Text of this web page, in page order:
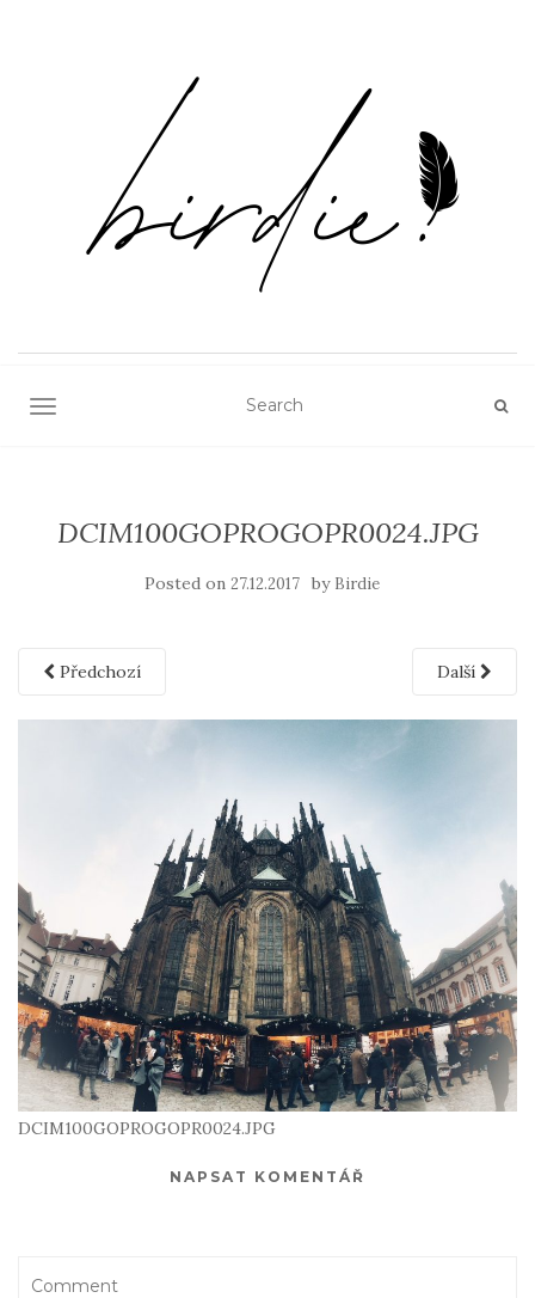
TOGGLE NAVIGATION
DCIM100GOPROGOPR0024.JPG
Posted on 27.12.2017 by Birdie
Předchozí Další
DCIM100GOPROGOPR0024.JPG
NAPSAT KOMENTÁŘ